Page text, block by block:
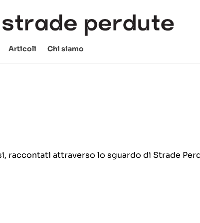
Articoli Chi siamo
raccontati attraverso lo sguardo di Strade